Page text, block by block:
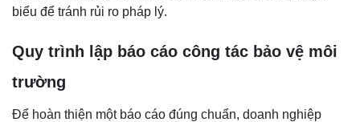
biểu để tránh rủi ro pháp lý.
Quy trình lập báo cáo công tác bảo vệ môi
trường
Để hoàn thiện một báo cáo đúng chuẩn, doanh nghiệp